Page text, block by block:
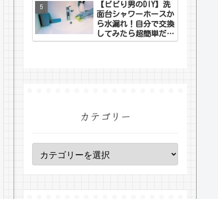
【ビビり男のDIY】洗
面台シャワーホースか
ら水漏れ！自分で交換
してみたら超簡単だっ
た話（名前の由来つ
カテゴリー